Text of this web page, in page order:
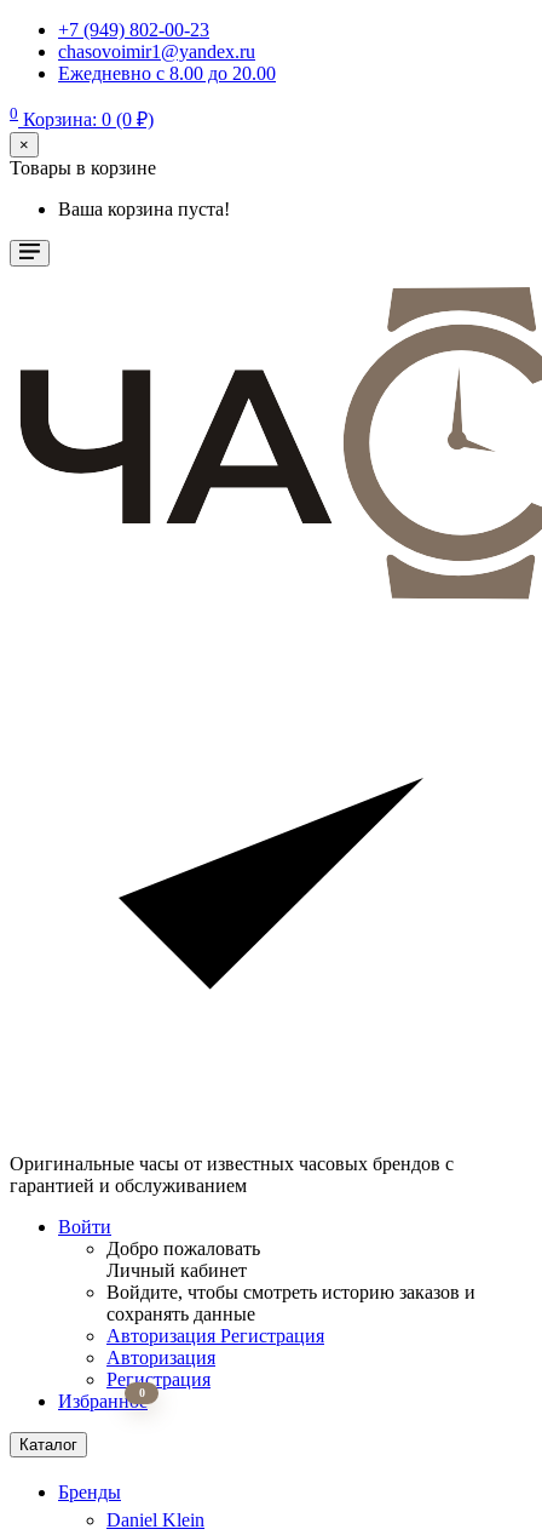
+7 (949) 802-00-23
chasovoimir1@yandex.ru
Ежедневно с 8.00 до 20.00
0 Корзина: 0 (0 ₽)
×
Товары в корзине
Ваша корзина пуста!
Оригинальные часы от известных часовых брендов с
гарантией и обслуживанием
Войти
Добро пожаловать
Личный кабинет
Войдите, чтобы смотреть историю заказов и
сохранять данные
Авторизация Регистрация
Авторизация
Регистрация
Избранное
0
Каталог
Бренды
Daniel Klein